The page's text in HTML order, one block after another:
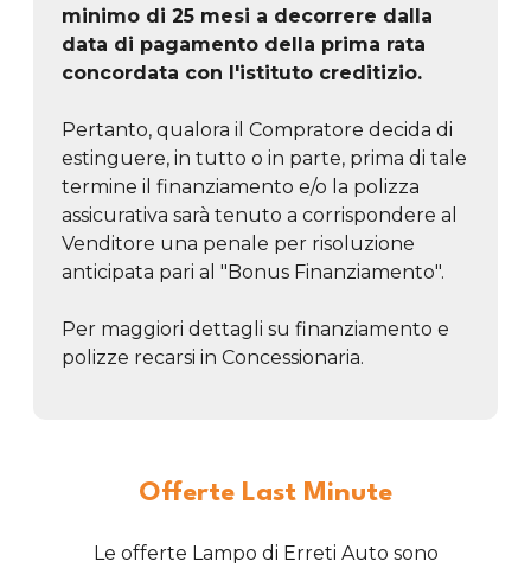
minimo di 25 mesi a decorrere dalla
data di pagamento della prima rata
concordata con l'istituto creditizio.
Pertanto, qualora il Compratore decida di
estinguere, in tutto o in parte, prima di tale
termine il finanziamento e/o la polizza
assicurativa sarà tenuto a corrispondere al
Venditore una penale per risoluzione
anticipata pari al "Bonus Finanziamento".
Per maggiori dettagli su finanziamento e
polizze recarsi in Concessionaria.
Offerte Last Minute
Le offerte Lampo di Erreti Auto sono